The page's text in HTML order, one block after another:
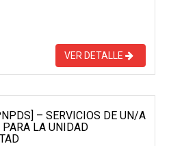
VER DETALLE
– SERVICIOS DE UN/A
LA UNIDAD